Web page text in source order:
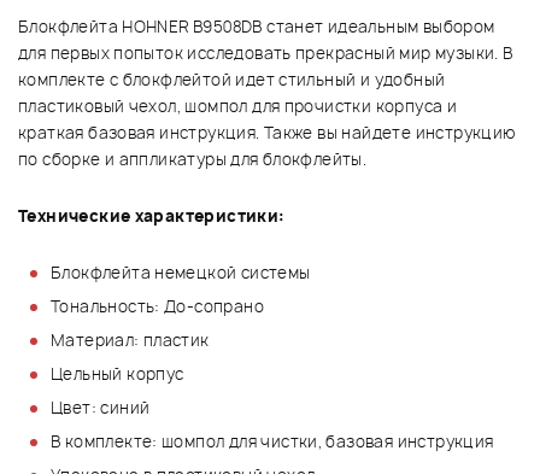
Блокфлейта HOHNER B9508DB станет идеальным выбором
для первых попыток исследовать прекрасный мир музыки. В
комплекте с блокфлейтой идет стильный и удобный
пластиковый чехол, шомпол для прочистки корпуса и
краткая базовая инструкция. Также вы найдете инструкцию
по сборке и аппликатуры для блокфлейты.
Технические характеристики:
Блокфлейта немецкой системы
Тональность: До-сопрано
Материал: пластик
Цельный корпус
Цвет: синий
В комплекте: шомпол для чистки, базовая инструкция